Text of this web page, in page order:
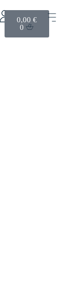
0,00 €
0